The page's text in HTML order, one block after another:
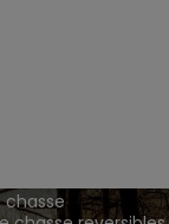
chasse